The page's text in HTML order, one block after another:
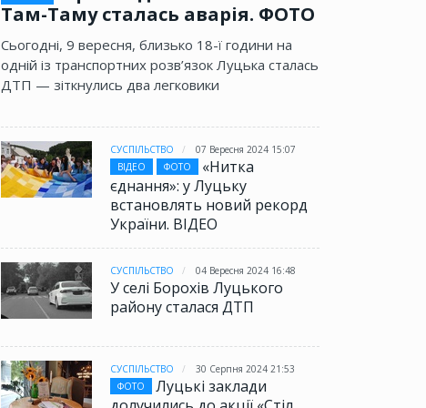
Там-Таму сталась аварія. ФОТО
Сьогодні, 9 вересня, близько 18-ї години на
одній із транспортних розв’язок Луцька сталась
ДТП — зіткнулись два легковики
СУСПІЛЬСТВО
07 Вересня 2024 15:07
ВІДЕО
ФОТО
«Нитка
єднання»: у Луцьку
встановлять новий рекорд
України. ВІДЕО
СУСПІЛЬСТВО 04 Вересня 2024 16:48
У селі Борохів Луцького
району сталася ДТП
СУСПІЛЬСТВО
30 Серпня 2024 21:53
ФОТО
Луцькі заклади